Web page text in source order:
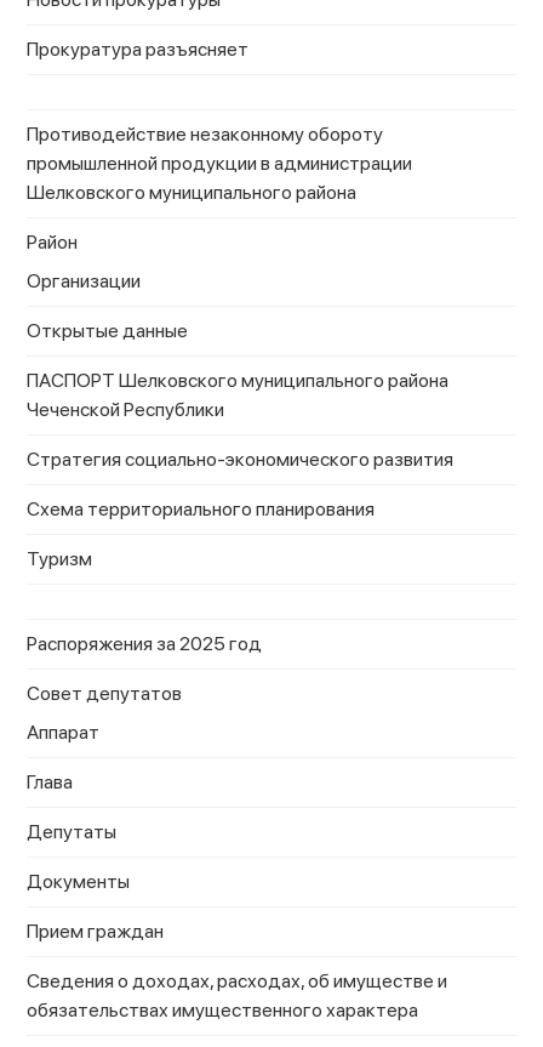
Прокуратура разъясняет
Противодействие незаконному обороту
промышленной продукции в администрации
Шелковского муниципального района
Район
Организации
Открытые данные
ПАСПОРТ Шелковского муниципального района
Чеченской Республики
Стратегия социально-экономического развития
Схема территориального планирования
Туризм
Распоряжения за 2025 год
Совет депутатов
Аппарат
Глава
Депутаты
Документы
Прием граждан
Сведения о доходах, расходах, об имуществе и
обязательствах имущественного характера